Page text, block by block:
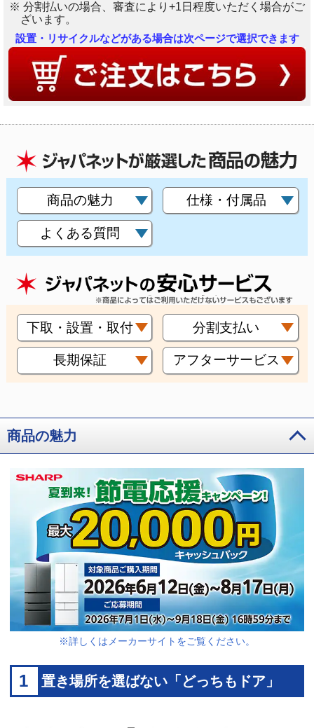
※ 分割払いの場合、審査により+1日程度いただく場合がご
ざいます。
設置・リサイクルなどがある場合は次ページで選択できます
商品の魅力 仕様・付属品
よくある質問
下取・設置・取付 分割支払い
長期保証 アフターサービス
商品の魅力
※詳しくはメーカーサイトをご覧ください。
1 置き場所を選ばない「どっちもドア」